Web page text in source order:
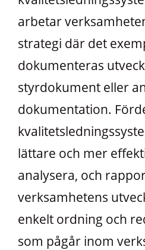
arbetar
strategi där det
dokumenteras
styrdokument eller
dokumentation.
lättare och mer
analysera, och
verksamhetens
enkelt ordning och
som pågår inom